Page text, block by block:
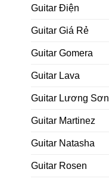
Guitar Điện
Guitar Giá Rẻ
Guitar Gomera
Guitar Lava
Guitar Lương Sơn
Guitar Martinez
Guitar Natasha
Guitar Rosen